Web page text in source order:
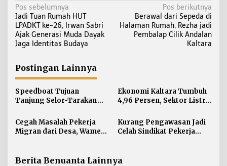
N
a
v
i
a
s
i
p
o
s
Pos sebelumnya
Jadi Tuan Rumah HUT
LPADKT ke-26, Irwan Sabri
Ajak Generasi Muda Dayak
Jaga Identitas Budaya
Pos berikutnya
Berawal dari Sepeda di
Halaman Rumah, Rezha jadi
Pembalap Cilik Andalan
Kaltara
Postingan Lainnya
Speedboat Tujuan
Tanjung Selor-Tarakan
Salimbatu
Ekonomi Kaltara Tumbuh
4,96 Persen, Sektor Listrik
Cegah Masalah Pekerja
Migran dari Desa, Wamen
Kurang Pengawasan Jadi
Celah Sindikat Pekerja
Berita Benuanta Lainnya